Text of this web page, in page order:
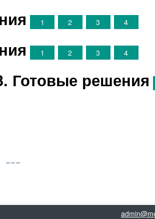
1 2 3 4
1 2 3 4
Готовые решения